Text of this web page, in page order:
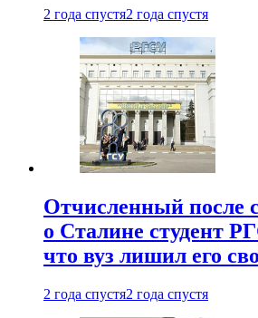
2 года спустя2 года спустя
Отчисленный после
о Сталине студент
что вуз лишил его
2 года спустя2 года спустя